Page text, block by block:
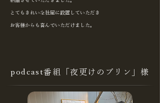
とてもきれいな社屋に設置していただき
​お客様からも喜んでいただけました。
podcast番組「夜更けのプリン」様